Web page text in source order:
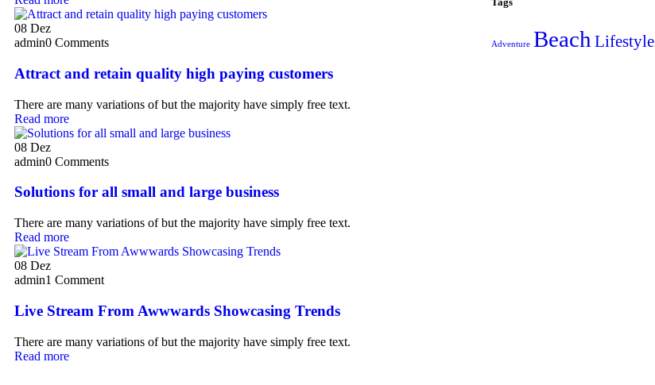
08 Dez
admin0 Comments
Attract and retain quality high paying customers
There are many variations of but the majority have simply free text.
Read more
08 Dez
admin0 Comments
Solutions for all small and large business
There are many variations of but the majority have simply free text.
Read more
08 Dez
admin1 Comment
Live Stream From Awwwards Showcasing Trends
There are many variations of but the majority have simply free text.
Read more
Adventure Beach Lifestyle